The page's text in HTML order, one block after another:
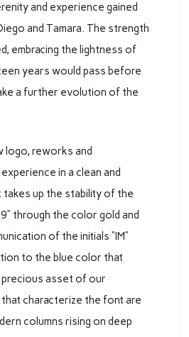
and experience gained
and Tamara. The strength
embracing the lightness of
years would pass before
a further evolution of the
logo, reworks and
in a clean and
takes up the stability of the
through the color gold and
of the initials “IM”
to the blue color that
asset of our
characterize the font are
columns rising on deep